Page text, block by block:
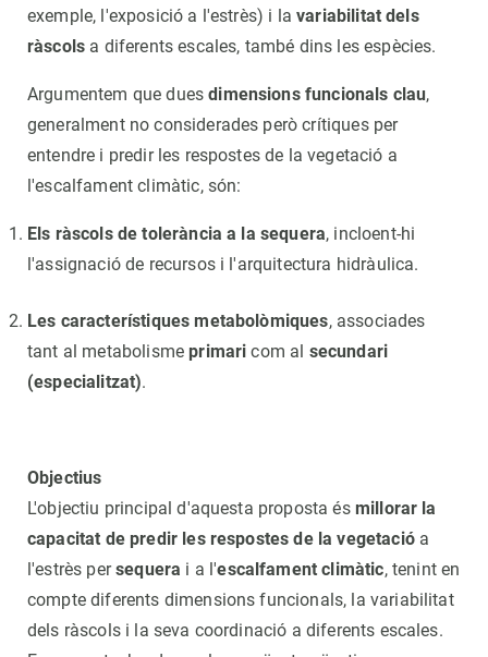
exemple, l'exposició a l'estrès) i lavariabilitat dels
ràscols a diferents escales, també dins les espècies.
Argumentem que duesdimensions funcionals clau,
generalment no considerades però crítiques per
entendre i predir les respostes de la vegetació a
l'escalfament climàtic, són:
Els ràscols de tolerància a la sequera, incloent-hi
l'assignació de recursos i l'arquitectura hidràulica.
Les característiques metabolòmiques, associades
tant al metabolismeprimari com al secundari
(especialitzat).
Objectius
L'objectiu principal d'aquesta proposta és millorar la
capacitat de predir les respostes de la vegetacióa
l'estrès persequera i a l'escalfament climàtic, tenint en
compte diferents dimensions funcionals, la variabilitat
dels ràscols i la seva coordinació a diferents escales.